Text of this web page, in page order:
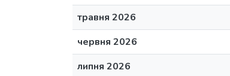
травня 2026
червня 2026
липня 2026